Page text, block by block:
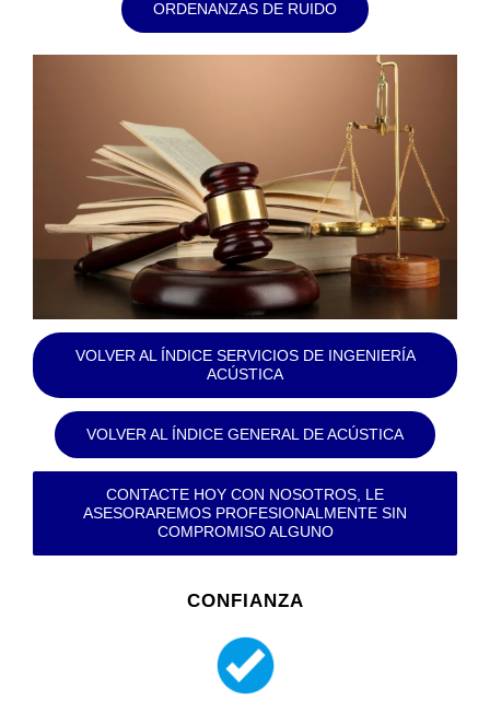
ORDENANZAS DE RUIDO
VOLVER AL ÍNDICE SERVICIOS DE INGENIERÍA
ACÚSTICA
VOLVER AL ÍNDICE GENERAL DE ACÚSTICA
CONTACTE HOY CON NOSOTROS, LE
ASESORAREMOS PROFESIONALMENTE SIN
COMPROMISO ALGUNO
CONFIANZA